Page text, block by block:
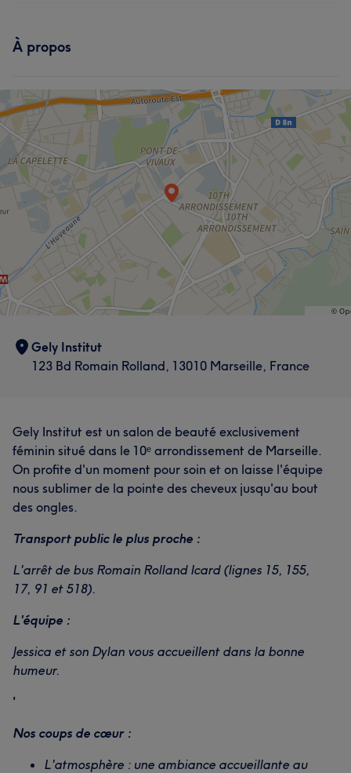
Visage
Manucure et Beauté des pieds
À propos
Gely Institut
123 Bd Romain Rolland, 13010 Marseille, France
Gely Institut est un salon de beauté exclusivement
féminin situé dans le 10ᵉ arrondissement de Marseille.
On profite d'un moment pour soin et on laisse l'équipe
nous sublimer de la pointe des cheveux jusqu'au bout
des ongles.
Transport public le plus proche :
L'arrêt de bus Romain Rolland Icard (lignes 15, 155,
17, 91 et 518).
L'équipe :
Jessica et son Dylan vous accueillent dans la bonne
humeur.
'
Nos coups de cœur :
L'atmosphère : une ambiance accueillante au